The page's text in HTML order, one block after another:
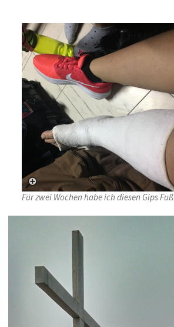
Für zwei Wochen habe ich diesen Gips Fuß